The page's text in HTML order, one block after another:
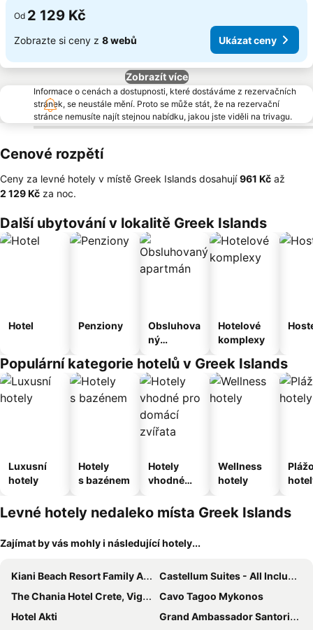
Od 2 129 Kč
Zobrazte si ceny z 8 webů Ukázat ceny
Zobrazít více
Informace o cenách a dostupnosti, které dostáváme z rezervačních
stránek, se neustále mění. Proto se může stát, že na rezervační
stránce nemusíte najít stejnou nabídku, jakou jste viděli na trivagu.
Cenové rozpětí
Ceny za levné hotely v místě Greek Islands dosahují‎961 Kč až
‎2 129 Kč za noc.
Další ubytování v lokalitě Greek Islands
Hotel Penziony
Obsluhova
ný
Hotelové
komplexy
Populární kategorie hotelů v Greek Islands
Luxusní
hotely
Hotely
s bazénem
Hotely
vhodné
domácí
zvířata
Wellness
hotely
Levné hotely nedaleko místa Greek Islands
Zajímat by vás mohly i následující hotely...
Kiani Beach Resort Family All-Inclusive
Castellum Suites - All Inclusive
The Chania Hotel Crete, Vignette Collection
Cavo Tagoo Mykonos
Hotel Akti
Grand Ambassador Santorini Hotel